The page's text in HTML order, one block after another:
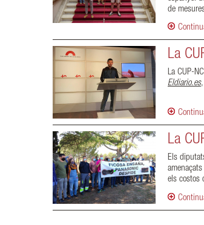
de
La
La CUP-
Eldiario.es
La
Els
els costos